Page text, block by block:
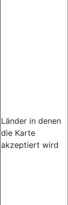
Länder in denen
die Karte
akzeptiert wird